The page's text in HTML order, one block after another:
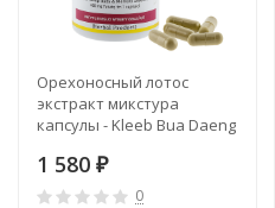
Орехоносный лотос
экстракт микстура
капсулы - Kleeb Bua Daeng
1 580 ₽
0